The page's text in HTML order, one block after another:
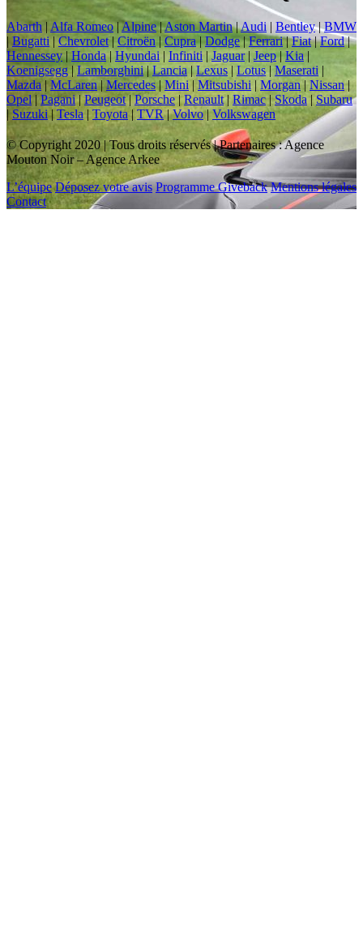
Abarth | Alfa Romeo|Alpine|Aston Martin|Audi | Bentley|BMW
| Bugatti|Chevrolet|Citroën |Cupra | Dodge|Ferrari|Fiat|Ford|
Hennessey| Honda| Hyundai |Infiniti | Jaguar| Jeep|Kia |
Koenigsegg|Lamborghini|Lancia|Lexus | Lotus| Maserati |
Mazda |McLaren|Mercedes | Mini | Mitsubishi | Morgan|Nissan|
Opel | Pagani|Peugeot|Porsche | Renault| Rimac|Skoda | Subaru
| Suzuki|Tesla| Toyota | TVR|Volvo|Volkswagen
© Copyright 2020 | Tous droits réservés | Partenaires : Agence
Mouton Noir – Agence Arkee
L’équipe Déposez votre avis Programme Giveback Mentions légales
Contact